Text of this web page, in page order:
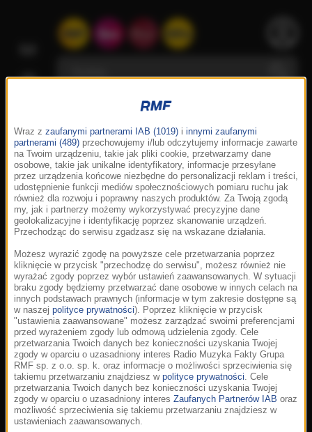
Wraz z zaufanymi partnerami IAB (1019) i innymi zaufanymi
partnerami (489) przechowujemy i/lub odczytujemy informacje zawarte
na Twoim urządzeniu, takie jak pliki cookie, przetwarzamy dane
osobowe, takie jak unikalne identyfikatory, informacje przesyłane
przez urządzenia końcowe niezbędne do personalizacji reklam i treści,
udostępnienie funkcji mediów społecznościowych pomiaru ruchu jak
również dla rozwoju i poprawny naszych produktów. Za Twoją zgodą
my, jak i partnerzy możemy wykorzystywać precyzyjne dane
geolokalizacyjne i identyfikację poprzez skanowanie urządzeń.
Przechodząc do serwisu zgadzasz się na wskazane działania.
Możesz wyrazić zgodę na powyższe cele przetwarzania poprzez
kliknięcie w przycisk "przechodzę do serwisu", możesz również nie
wyrażać zgody poprzez wybór ustawień zaawansowanych. W sytuacji
braku zgody będziemy przetwarzać dane osobowe w innych celach na
innych podstawach prawnych (informacje w tym zakresie dostępne są
w naszej polityce prywatności). Poprzez kliknięcie w przycisk
"ustawienia zaawansowane" możesz zarządzać swoimi preferencjami
przed wyrażeniem zgody lub odmową udzielenia zgody. Cele
przetwarzania Twoich danych bez konieczności uzyskania Twojej
zgody w oparciu o uzasadniony interes Radio Muzyka Fakty Grupa
RMF sp. z o.o. sp. k. oraz informacje o możliwości sprzeciwienia się
takiemu przetwarzaniu znajdziesz w polityce prywatności. Cele
przetwarzania Twoich danych bez konieczności uzyskania Twojej
zgody w oparciu o uzasadniony interes Zaufanych Partnerów IAB oraz
możliwość sprzeciwienia się takiemu przetwarzaniu znajdziesz w
ustawieniach zaawansowanych.